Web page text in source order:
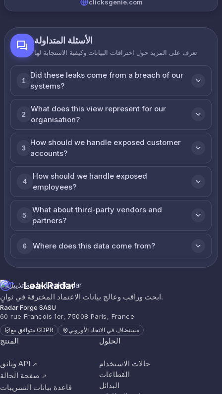
clicksgenie.com
الأسئلة المتداولة
تعرف على المزيد حول اختراقات البيانات وكيفية الاستجابة لها
1
Did these leaks come from a breach of our
systems?
2
What does this view represent for our
organisation?
3
How should we handle exposed customer
accounts?
4
How should we handle exposed
employees?
5
What about third-party vendors and
partners?
6 Where does this data come from?
LeakRadar
ابحث وراقب وعالج بيانات الاعتماد المخترقة في ثوانٍ.
Radar Forge SASU
60 rue François 1er, 75008 Paris, France
متوافق مع GDPR مستضاف في الاتحاد الأوروبي
المنتج
وثائق API ↗
صفحة الحالة ↗
قاعدة بيانات التسريبات
الحلول
حالات الاستخدام
القطاعات
البدائل